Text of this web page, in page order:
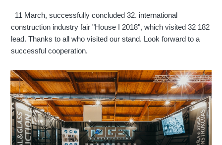
11 March, successfully concluded 32. international
construction industry fair "House I 2018", which visited 32 182
lead. Thanks to all who visited our stand. Look forward to a
successful cooperation.